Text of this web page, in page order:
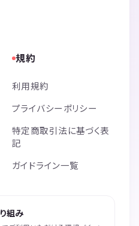
規約
利用規約
プライバシーポリシー
特定商取引法に基づく表
記
ガイドライン一覧
組み